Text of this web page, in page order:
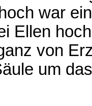
war
Ellen
von
um